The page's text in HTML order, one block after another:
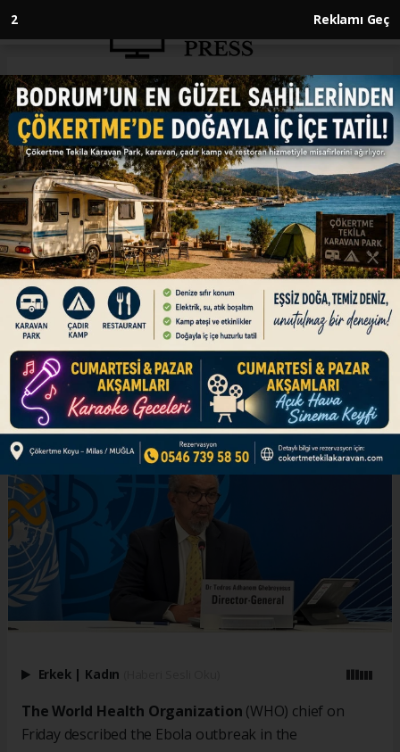
2 Reklamı Geç
Anasayfa ENGLISH
WHO chief says Ebola situation
in DR Congo 'deeply worrisome'
ENGLISH
22.05.2026 - 15:03, Güncelleme: 22.05.2026 - 15:03
Tedros says outbreak likely far larger than
confirmed figures, while situation in Uganda
currently stable
ABONE OL
Erkek | Kadın
The World Health Organization (WHO) chief on
Friday described the Ebola outbreak in the